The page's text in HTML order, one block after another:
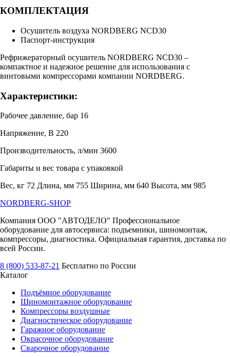
КОМПЛЕКТАЦИЯ
Осушитель воздуха NORDBERG NCD30
Паспорт-инструкция
Рефрижераторный осушитель NORDBERG NCD30 –
компактное и надежное решение для использования с
винтовыми компрессорами компании NORDBERG.
Характеристики:
Рабочее давление, бар 16
Напряжение, В 220
Производительность, л/мин 3600
Габариты и вес товара с упаковкой
Вес, кг 72 Длина, мм 755 Ширина, мм 640 Высота, мм 985
NORDBERG-SHOP
Компания ООО "АВТОДЕЛО" Профессиональное
оборудование для автосервиса: подъемники, шиномонтаж,
компрессоры, диагностика. Официальная гарантия, доставка по
всей России.
8 (800) 533-87-21 Бесплатно по России
Каталог
Подъёмное оборудование
Шиномонтажное оборудование
Компрессоры воздушные
Диагностическое оборудование
Гаражное оборудование
Окрасочное оборудование
Сварочное оборудование